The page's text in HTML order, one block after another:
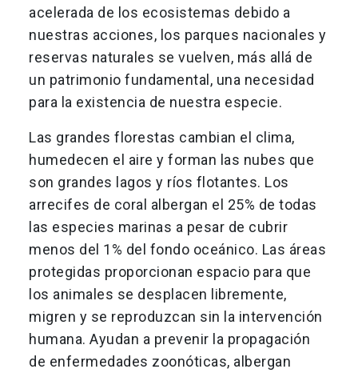
acelerada de los ecosistemas debido a
nuestras acciones, los parques nacionales y
reservas naturales se vuelven, más allá de
un patrimonio fundamental, una necesidad
para la existencia de nuestra especie.
Las grandes florestas cambian el clima,
humedecen el aire y forman las nubes que
son grandes lagos y ríos flotantes. Los
arrecifes de coral albergan el 25% de todas
las especies marinas a pesar de cubrir
menos del 1% del fondo oceánico. Las áreas
protegidas proporcionan espacio para que
los animales se desplacen libremente,
migren y se reproduzcan sin la intervención
humana. Ayudan a prevenir la propagación
de enfermedades zoonóticas, albergan